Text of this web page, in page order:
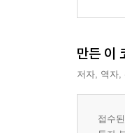
만든 이
저자, 역자,
접수